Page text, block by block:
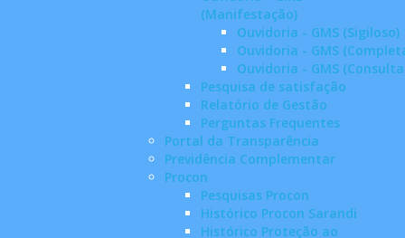
(Manifestação)
Ouvidoria - GMS (Sigiloso)
Ouvidoria - GMS
Ouvidoria - GMS
Pesquisa de satisfação
Relatório de Gestão
Perguntas Frequentes
Portal da Transparência
Previdência Complementar
Procon
Pesquisas Procon
Histórico Procon Sarandi
Histórico Proteção ao